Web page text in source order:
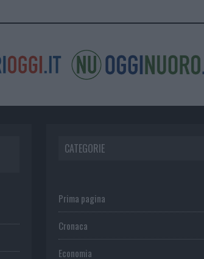
CATEGORIE
Prima pagina
Cronaca
Economia